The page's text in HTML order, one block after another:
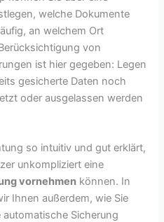
welche Dokumente
an welchem Ort
von
ist hier gegeben: Legen
gesicherte Daten noch
oder ausgelassen werden
so intuitiv und gut erklärt,
unkompliziert eine
vornehmen können. In
Ihnen außerdem, wie Sie
Sicherung